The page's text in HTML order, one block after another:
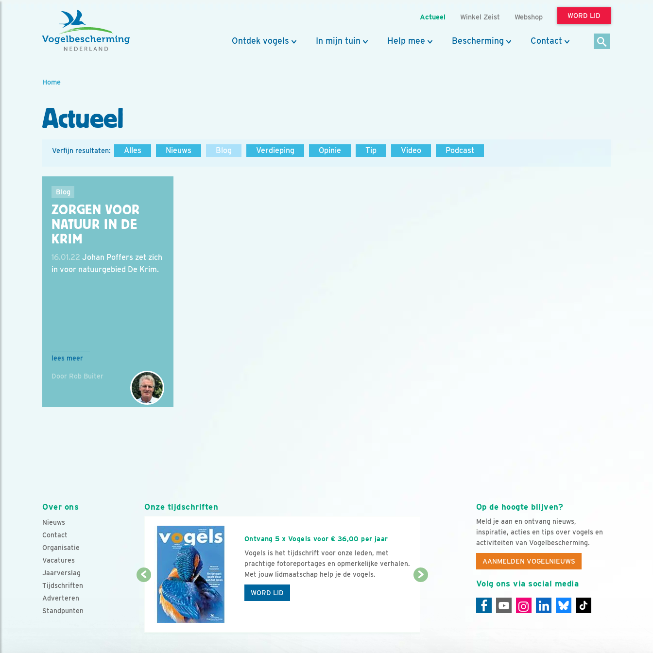
Actueel Winkel Zeist Webshop WORD LID
Ontdek vogels In mijn tuin Help mee Bescherming Contact
Home
Actueel
Verfijn resultaten: Alles Nieuws Blog Verdieping Opinie Tip Video Podcast
Blog
ZORGEN VOOR
NATUUR IN DE
KRIM
16.01.22 Johan Poffers zet zich
in voor natuurgebied De Krim.
lees meer
Door Rob Buiter
Over ons
Nieuws
Contact
Organisatie
Vacatures
Jaarverslag
Tijdschriften
Adverteren
Standpunten
Op de hoogte blijven?
Meld je aan en ontvang nieuws,
inspiratie, acties en tips over vogels en
activiteiten van Vogelbescherming.
AANMELDEN VOGELNIEUWS
Volg ons via social media
Onze tijdschriften
Ontvang 5 x Vogels voor € 36,00 per jaar
Vogels is het tijdschrift voor onze leden, met
prachtige fotoreportages en opmerkelijke verhalen.
Met jouw lidmaatschap help je de vogels.
WORD LID